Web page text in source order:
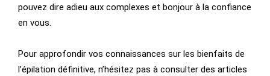
pouvez dire adieu aux complexes et bonjour à la confiance
en vous.
Pour approfondir vos connaissances sur les bienfaits de
l’épilation définitive, n’hésitez pas à consulter des articles